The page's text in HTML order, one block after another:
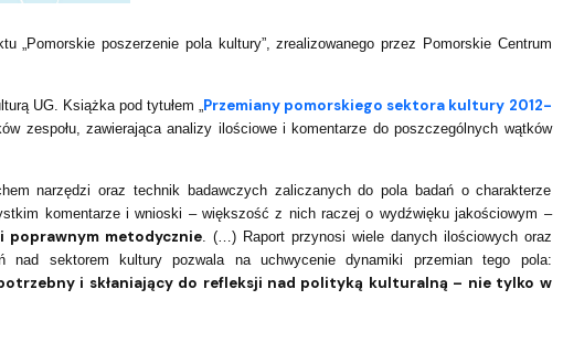
poszerzenie pola kultury”, zrealizowanego przez Pomorskie Centrum
UG. Książka pod tytułem „ Przemiany pomorskiego sektora kultury 2012-
zespołu, zawierająca analizy ilościowe i komentarze do poszczególnych wątków
narzędzi oraz technik badawczych zaliczanych do pola badań o charakterze
komentarze i wnioski – większość z nich raczej o wydźwięku jakościowym –
poprawnym metodycznie . (…) Raport przynosi wiele danych ilościowych oraz
sektorem kultury pozwala na uchwycenie dynamiki przemian tego pola:
i skłaniający do refleksji nad polityką kulturalną – nie tylko w